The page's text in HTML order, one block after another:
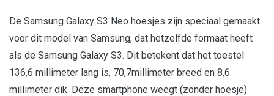
De Samsung Galaxy S3 Neo hoesjes zijn speciaal gemaakt
voor dit model van Samsung, dat hetzelfde formaat heeft
als de Samsung Galaxy S3. Dit betekent dat het toestel
136,6 millimeter lang is, 70,7millimeter breed en 8,6
millimeter dik. Deze smartphone weegt (zonder hoesje)